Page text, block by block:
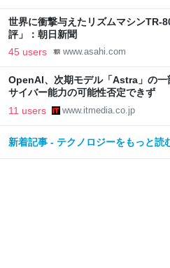
世界に衝撃与えたリズムマシン
評」：朝日新聞
45 users www.asahi.com
OpenAI、次期モデル「Astra」の
サイバー能力の可能性否定できず
11 users www.itmedia.co.jp
新着記事 - テクノロジーをもっと読